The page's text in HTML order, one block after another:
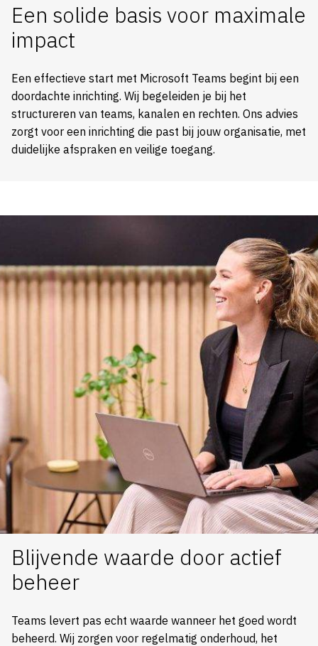
Een solide basis voor maximale
impact
Een effectieve start met Microsoft Teams begint bij een
doordachte inrichting. Wij begeleiden je bij het
structureren van teams, kanalen en rechten. Ons advies
zorgt voor een inrichting die past bij jouw organisatie, met
duidelijke afspraken en veilige toegang.
Blijvende waarde door actief
beheer
Teams levert pas echt waarde wanneer het goed wordt
beheerd. Wij zorgen voor regelmatig onderhoud, het